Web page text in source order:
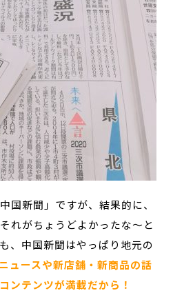
国新聞」ですが、結果的に、
れがちょうどよかったな～と
、中国新聞はやっぱり地元の
ュースや新店舗・新商品の話
ンテンツが満載だから！